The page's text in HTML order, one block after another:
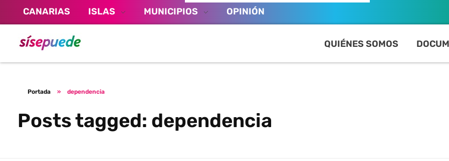
CANARIAS ISLAS MUNICIPIOS OPINIÓN
QUIÉNES SOMOS
Portada » dependencia
Posts tagged: dependencia